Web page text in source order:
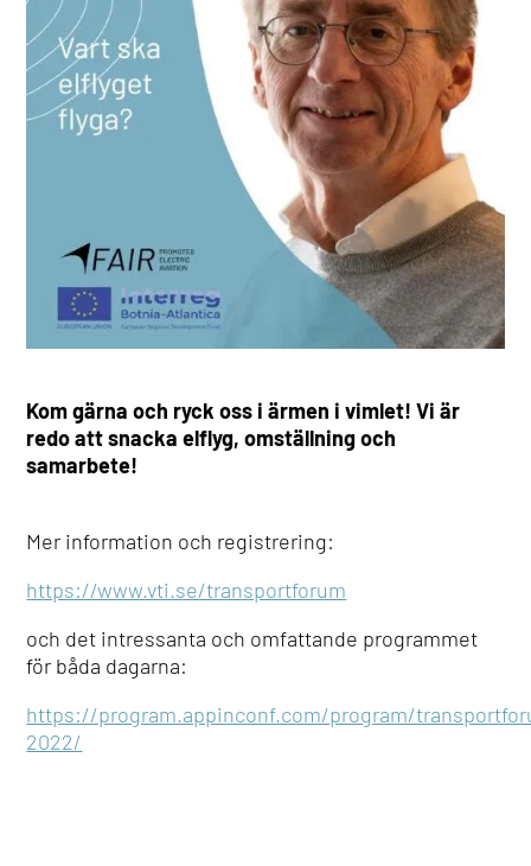
Kom gärna och ryck oss i ärmen i vimlet! Vi är
redo att snacka elflyg, omställning och
samarbete!
Mer information och registrering:
https://www.vti.se/transportforum
och det intressanta och omfattande programmet
för båda dagarna:
https://program.appinconf.com/program/
2022/